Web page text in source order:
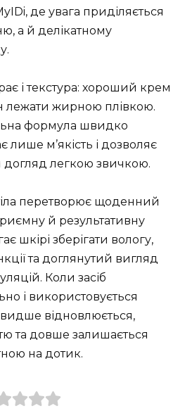
де увага приділяється
а й делікатному
і текстура: хороший крем
лежати жирною плівкою.
формула швидко
лише м’якість і дозволяє
легкою звичкою.
перетворює щоденний
й результативну
шкірі зберігати вологу,
та доглянутий вигляд
Коли засіб
і використовується
відновлюється,
та довше залишається
на дотик.